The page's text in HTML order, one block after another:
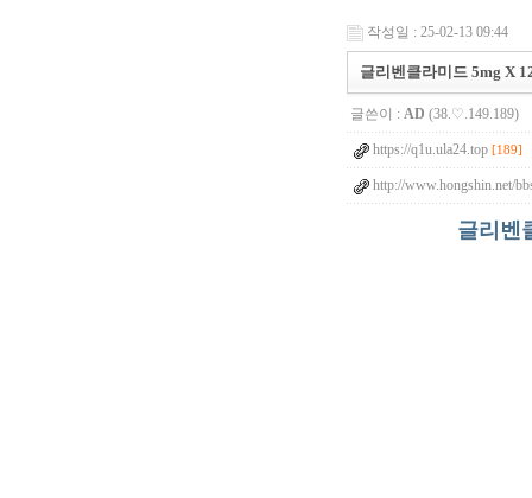
작성일 : 25-02-13 09:44
글리벤클라미드 5mg X
글쓴이 : AD (38.♡.149.189)
https://q1u.ula24.top [189]
http://www.hongshin.net/
글리벤